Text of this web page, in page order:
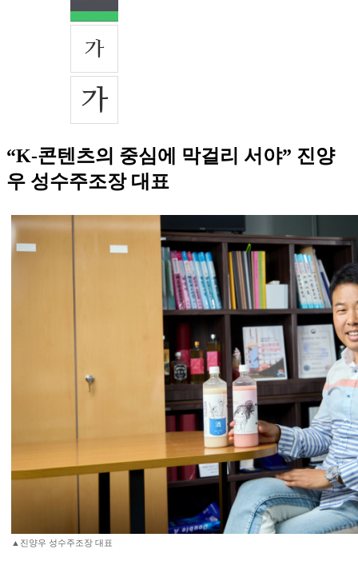
“K-콘텐츠의 중심에 막걸리 서야” 진양
우 성수주조장 대표
▲진양우 성수주조장 대표